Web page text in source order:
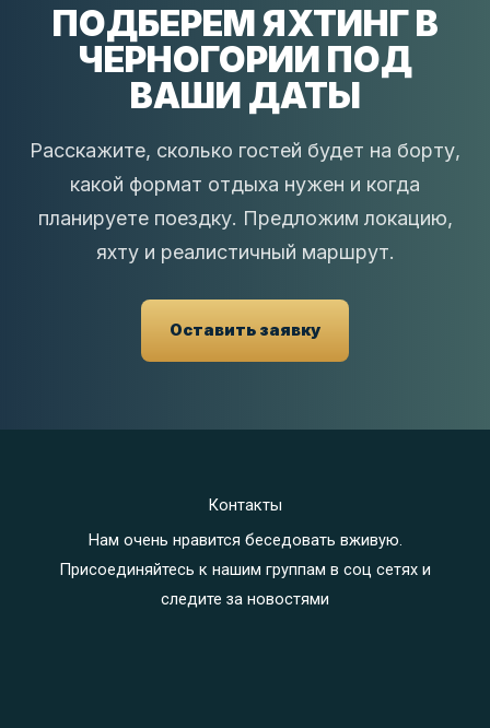
ПОДБЕРЕМ ЯХТИНГ В
ЧЕРНОГОРИИ ПОД
ВАШИ ДАТЫ
Расскажите, сколько гостей будет на борту,
какой формат отдыха нужен и когда
планируете поездку. Предложим локацию,
яхту и реалистичный маршрут.
Оставить заявку
Контакты
Нам очень нравится беседовать вживую.
Присоединяйтесь к нашим группам в соц сетях и
следите за новостями